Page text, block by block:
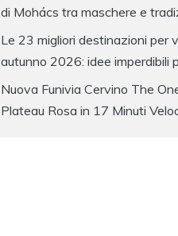
di Mohács tra maschere e
Le 23 migliori destinazioni per
autunno 2026: idee imperdibili
Nuova Funivia Cervino The
Plateau Rosa in 17 Minuti